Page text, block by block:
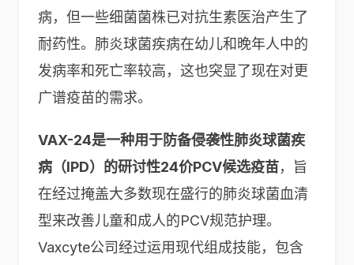
病，但一些细菌菌株已对抗生素医治产生了
耐药性。肺炎球菌疾病在幼儿和晚年人中的
发病率和死亡率较高，这也突显了现在对更
广谱疫苗的需求。
VAX-24是一种用于防备侵袭性肺炎球菌疾
病（IPD）的研讨性24价PCV候选疫苗，旨
在经过掩盖大多数现在盛行的肺炎球菌血清
型来改善儿童和成人的PCV规范护理。
Vaxcyte公司经过运用现代组成技能，包含